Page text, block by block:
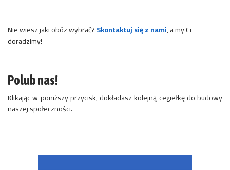
Nie wiesz jaki obóz wybrać?Skontaktuj się z nami, a my Ci
doradzimy!
Polub nas!
Klikając w poniższy przycisk, dokładasz kolejną cegiełkę do budowy
naszej społeczności.